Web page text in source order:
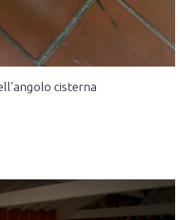
cisterna